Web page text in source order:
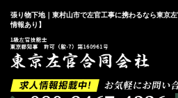
張り物下地｜東村山市で左官工事に携わるなら東京
情報あり】